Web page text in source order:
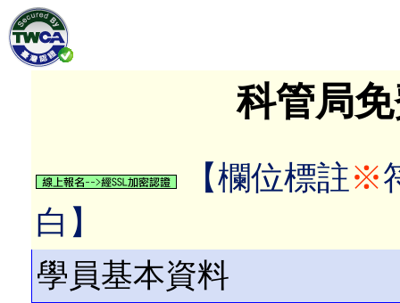
科管局
【欄位標註※
白】
學員基本資料